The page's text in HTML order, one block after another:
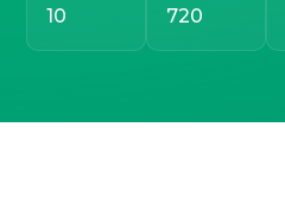
10
720